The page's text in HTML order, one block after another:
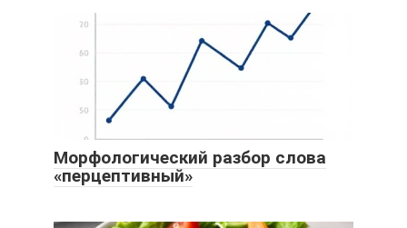
Морфологический разбор слова
«перцептивный»